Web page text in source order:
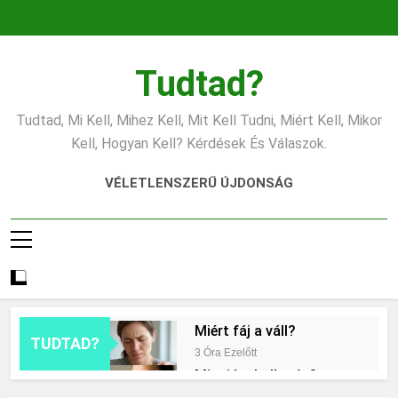
Tudtad?
Tudtad, Mi Kell, Mihez Kell, Mit Kell Tudni, Miért Kell, Mikor
Kell, Hogyan Kell? Kérdések És Válaszok.
VÉLETLENSZERŰ ÚJDONSÁG
TUDTAD?
Miért fáj a váll?
3 Óra Ezelőtt
Mire jó a kollagén?